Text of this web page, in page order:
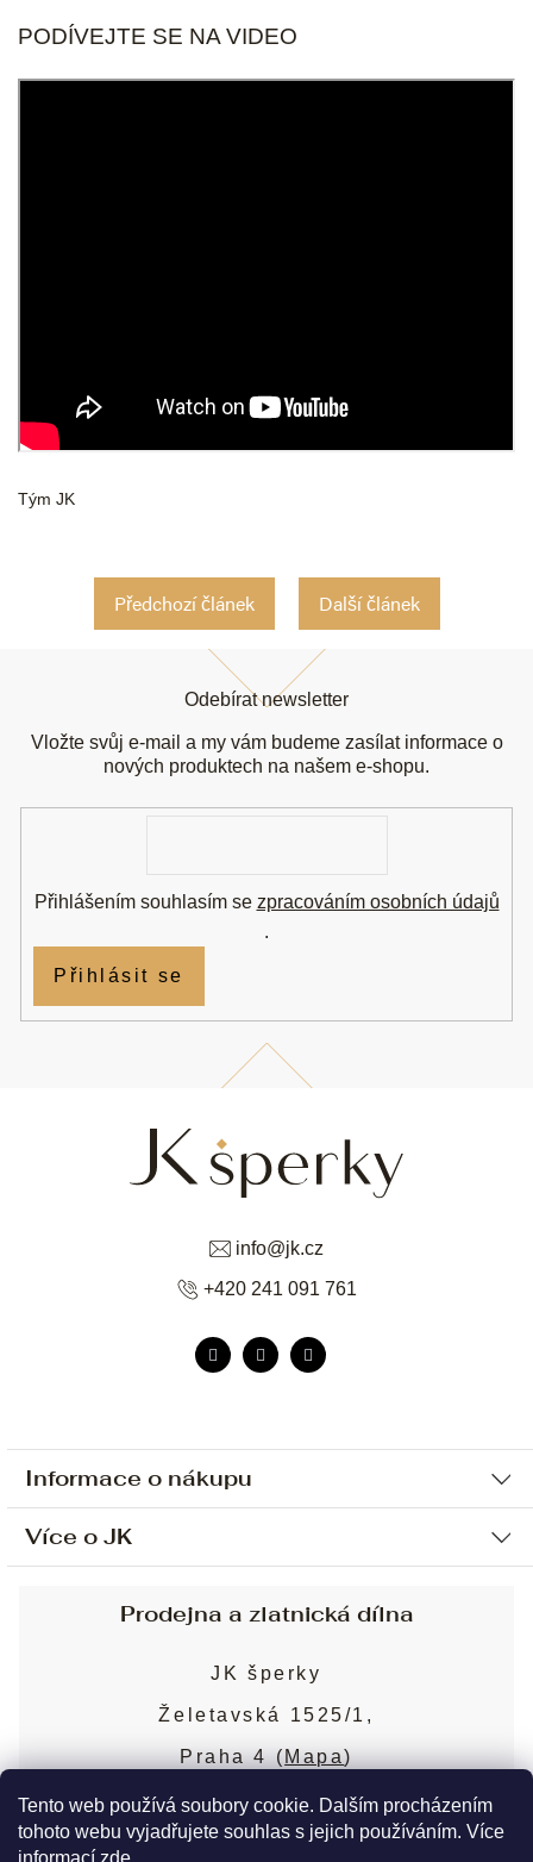
Tento web používá soubory cookie. Dalším procházením
tohoto webu vyjadřujete souhlas s jejich používáním. Více
informací zde
PODÍVEJTE SE NA VIDEO
Tým JK
Předchozí článek Další článek
Informace o nákupu
Ochrana osobních údajů
Sjednání osobní schůzky
Obchodní podmínky
Puncovní značky
Více o JK
Blog
Nejčastější dotazy
info@jk.cz
+420 241 091 761
Odebírat newsletter
Vložte svůj e-mail a my vám budeme zasílat informace o
nových produktech na našem e-shopu.
Přihlášením souhlasím se zpracováním osobních údajů
.
Přihlásit se
Prodejna a zlatnická dílna
JK šperky
Želetavská 1525/1,
Praha 4 ( Mapa)
Více o prodejně